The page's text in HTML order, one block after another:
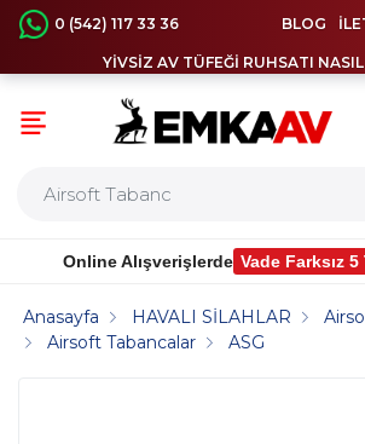
0 (542) 117 33 36 BLOG
YİVSİZ AV TÜFEĞİ RUHSATI
Online Alışverişlerde Vade Farksız
Anasayfa HAVALI SİLAHLAR
Airsoft Tabancalar
ASG